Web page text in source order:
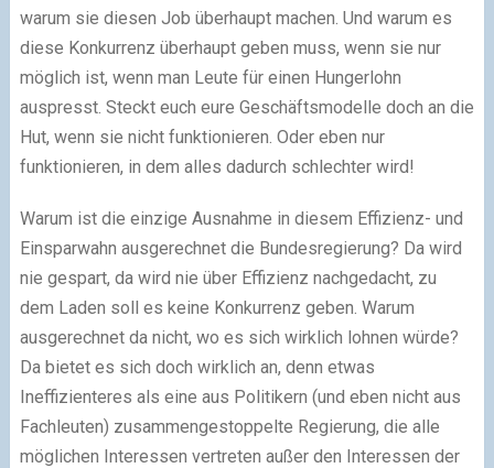
warum sie diesen Job überhaupt machen. Und warum es
diese Konkurrenz überhaupt geben muss, wenn sie nur
möglich ist, wenn man Leute für einen Hungerlohn
auspresst. Steckt euch eure Geschäftsmodelle doch an die
Hut, wenn sie nicht funktionieren. Oder eben nur
funktionieren, in dem alles dadurch schlechter wird!
Warum ist die einzige Ausnahme in diesem Effizienz- und
Einsparwahn ausgerechnet die Bundesregierung? Da wird
nie gespart, da wird nie über Effizienz nachgedacht, zu
dem Laden soll es keine Konkurrenz geben. Warum
ausgerechnet da nicht, wo es sich wirklich lohnen würde?
Da bietet es sich doch wirklich an, denn etwas
Ineffizienteres als eine aus Politikern (und eben nicht aus
Fachleuten) zusammengestoppelte Regierung, die alle
möglichen Interessen vertreten außer den Interessen der